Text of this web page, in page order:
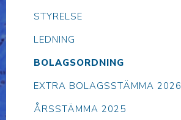
STYRELSE
LEDNING
BOLAGSORDNING
EXTRA BOLAGSSTÄMMA 2026
ÅRSSTÄMMA 2025